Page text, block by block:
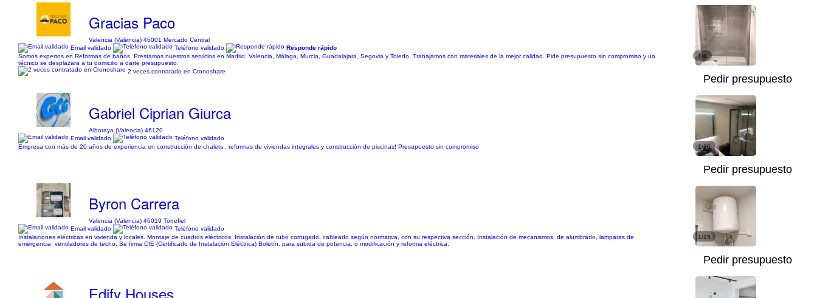
Gracias Paco
Valencia (Valencia) 46001 Mercado Central
Email validado
Teléfono validado
Responde rápido
Somos expertos en Reformas de baños. Prestamos nuestros servicios en Madrid, Valencia, Málaga, Murcia, Guadalajara, Segovia y Toledo. Trabajamos con materiales de la mejor calidad. Pide presupuesto sin compromiso y un
técnico se desplazara a tu domicilio a darte presupuesto.
2 veces contratado en Cronoshare
1/4
Pedir presupuesto
Gabriel Ciprian Giurca
Alboraya (Valencia) 46120
Email validado
Teléfono validado
Empresa con más de 20 años de experiencia en construcción de chalets , reformas de viviendas integrales y construcción de piscinas! Presupuesto sin compromiso
1/26
Pedir presupuesto
Byron Carrera
Valencia (Valencia) 46019 Torrefiel
Email validado
Teléfono validado
Instalaciones eléctricas en vivienda y locales. Montaje de cuadros eléctricos. Instalación de tubo corrugado, cableado según normativa, con su respectiva sección. Instalación de mecanismos, de alumbrado, lamparas de
emergencia, ventiladores de techo. Se firma CIE (Certificado de Instalación Eléctrica) Boletín, para subida de potencia, o modificación y reforma eléctrica.
1/15
Pedir presupuesto
Edify Houses